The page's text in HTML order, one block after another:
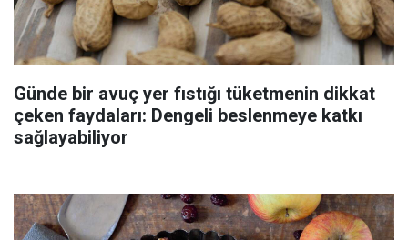
Günde bir avuç yer fıstığı tüketmenin dikkat
çeken faydaları: Dengeli beslenmeye katkı
sağlayabiliyor